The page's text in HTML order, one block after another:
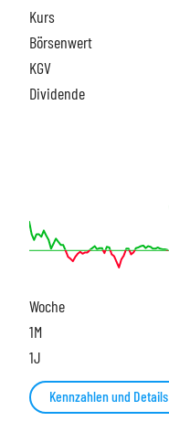
Kurs
Börsenwert
KGV
Dividende
Woche
1M
1J
Kennzahlen und Details